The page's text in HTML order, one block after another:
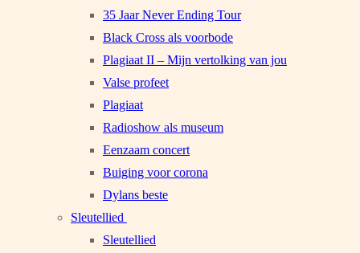
35 Jaar Never Ending Tour
Black Cross als voorbode
Plagiaat II – Mijn vertolking van jou
Valse profeet
Plagiaat
Radioshow als museum
Eenzaam concert
Buiging voor corona
Dylans beste
Sleutellied
Sleutellied